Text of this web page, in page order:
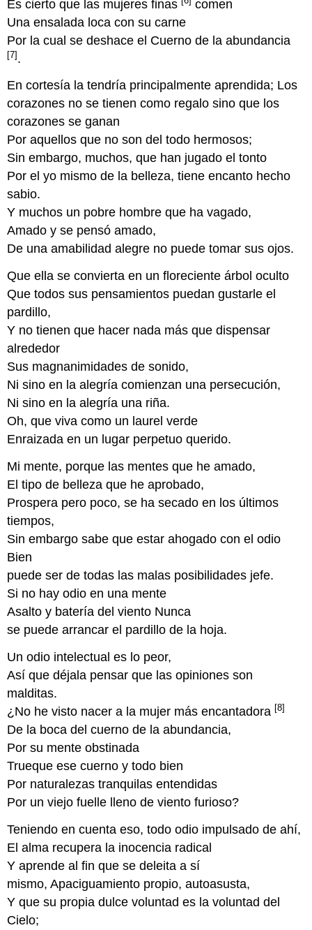
Es cierto que las mujeres finas
comen
Una ensalada loca con su carne
Por la cual se deshace el Cuerno de la abundancia
[7] .
En cortesía la tendría principalmente aprendida; Los
corazones no se tienen como regalo sino que los
corazones se ganan
Por aquellos que no son del todo hermosos;
Sin embargo, muchos, que han jugado el tonto
Por el yo mismo de la belleza, tiene encanto hecho
sabio.
Y muchos un pobre hombre que ha vagado,
Amado y se pensó amado,
De una amabilidad alegre no puede tomar sus ojos.
Que ella se convierta en un floreciente árbol oculto
Que todos sus pensamientos puedan gustarle el
pardillo,
Y no tienen que hacer nada más que dispensar
alrededor
Sus magnanimidades de sonido,
Ni sino en la alegría comienzan una persecución,
Ni sino en la alegría una riña.
Oh, que viva como un laurel verde
Enraizada en un lugar perpetuo querido.
Mi mente, porque las mentes que he amado,
El tipo de belleza que he aprobado,
Prospera pero poco, se ha secado en los últimos
tiempos,
Sin embargo sabe que estar ahogado con el odio
Bien
puede ser de todas las malas posibilidades jefe.
Si no hay odio en una mente
Asalto y batería del viento Nunca
se puede arrancar el pardillo de la hoja.
Un odio intelectual es lo peor,
Así que déjala pensar que las opiniones son
malditas.
¿No he visto nacer a la mujer más encantadora [8]
De la boca del cuerno de la abundancia,
Por su mente obstinada
Trueque ese cuerno y todo bien
Por naturalezas tranquilas entendidas
Por un viejo fuelle lleno de viento furioso?
Teniendo en cuenta eso, todo odio impulsado de ahí,
El alma recupera la inocencia radical
Y aprende al fin que se deleita a sí
mismo, Apaciguamiento propio, autoasusta,
Y que su propia dulce voluntad es la voluntad del
Cielo;